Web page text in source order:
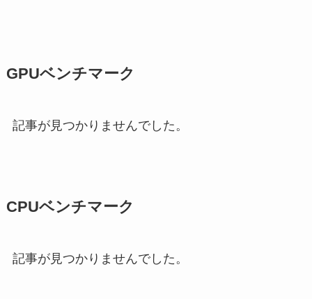
GPUベンチマーク
記事が見つかりませんでした。
CPUベンチマーク
記事が見つかりませんでした。